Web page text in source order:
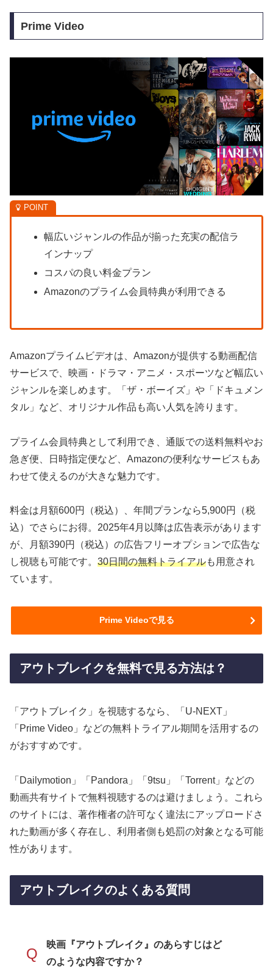
Prime Video
幅広いジャンルの作品が揃った充実の配信ラ
インナップ
コスパの良い料金プラン
Amazonのプライム会員特典が利用できる
Amazonプライムビデオは、Amazonが提供する動画配信
サービスで、映画・ドラマ・アニメ・スポーツなど幅広い
ジャンルを楽しめます。「ザ・ボーイズ」や「ドキュメン
タル」など、オリジナル作品も高い人気を誇ります。
プライム会員特典として利用でき、通販での送料無料やお
急ぎ便、日時指定便など、Amazonの便利なサービスもあ
わせて使えるのが大きな魅力です。
料金は月額600円（税込）、年間プランなら5,900円（税
込）でさらにお得。2025年4月以降は広告表示があります
が、月額390円（税込）の広告フリーオプションで広告な
し視聴も可能です。 30日間の無料トライアルも用意され
ています。
Prime Videoで見る
アウトブレイクを無料で見る方法は？
「アウトブレイク」を視聴するなら、「U-NEXT」
「Prime Video」などの無料トライアル期間を活用するの
がおすすめです。
「Dailymotion」「Pandora」「9tsu」「Torrent」などの
動画共有サイトで無料視聴するのは避けましょう。これら
のサイトには、著作権者の許可なく違法にアップロードさ
れた動画が多く存在し、利用者側も処罰の対象となる可能
性があります。
アウトブレイクのよくある質問
Q
映画『アウトブレイク』のあらすじはど
のような内容ですか？